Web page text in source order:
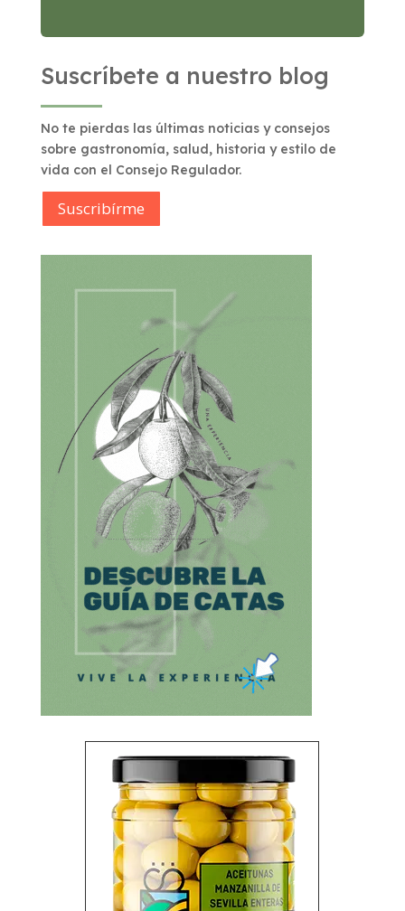
Suscríbete a nuestro blog
No te pierdas las últimas noticias y consejos
sobre gastronomía, salud, historia y estilo de
vida con el Consejo Regulador.
Suscribírme